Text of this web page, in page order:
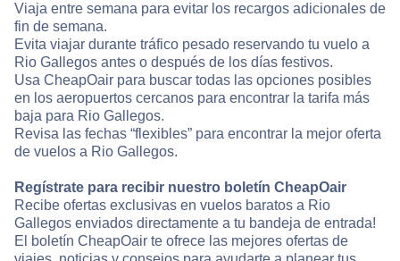
Viaja entre semana para evitar los recargos adicionales de
fin de semana.
Evita viajar durante tráfico pesado reservando tu vuelo a
Rio Gallegos antes o después de los días festivos.
Usa CheapOair para buscar todas las opciones posibles
en los aeropuertos cercanos para encontrar la tarifa más
baja para Rio Gallegos.
Revisa las fechas “flexibles” para encontrar la mejor oferta
de vuelos a Rio Gallegos.
Regístrate para recibir nuestro boletín CheapOair
Recibe ofertas exclusivas en vuelos baratos a Rio
Gallegos enviados directamente a tu bandeja de entrada!
El boletín CheapOair te ofrece las mejores ofertas de